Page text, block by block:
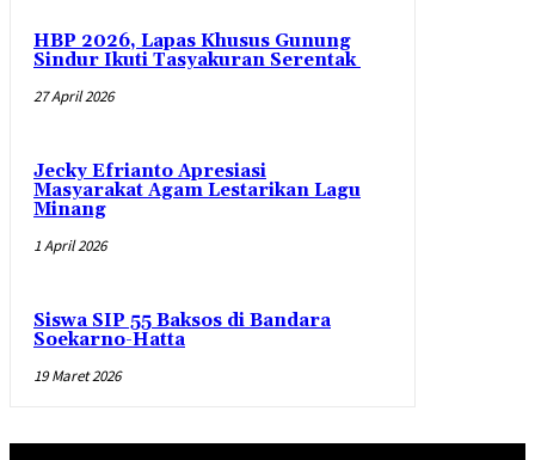
HBP 2026, Lapas Khusus Gunung
Sindur Ikuti Tasyakuran Serentak
27 April 2026
Jecky Efrianto Apresiasi
Masyarakat Agam Lestarikan Lagu
Minang
1 April 2026
Siswa SIP 55 Baksos di Bandara
Soekarno-Hatta
19 Maret 2026